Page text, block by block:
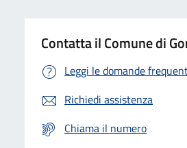
Contatta il Comune di
Leggi le domande
Richiedi assistenza
Chiama il numero